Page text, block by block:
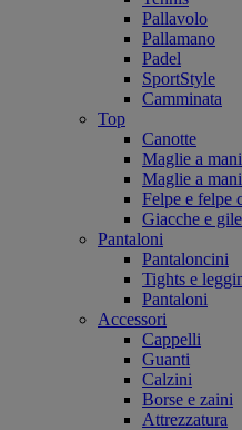
Pallavolo
Pallamano
Padel
SportStyle
Camminata
Top
Canotte
Maglie a
Maglie a
Felpe e felpe
Giacche e
Pantaloni
Pantaloncini
Tights e
Pantaloni
Accessori
Cappelli
Guanti
Calzini
Borse e zaini
Attrezzatura